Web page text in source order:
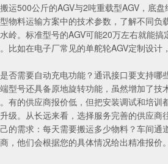
运500公斤的AGV与2吨重载型AGV，底
物料运输方案中的技术参数，了解不同负
岭。标准型号的AGV可能20万左右就能
比如在电子厂常见的单舵轮AGV定制设计
否需要自动充电功能？通讯接口要支持
型号还具备原地旋转功能，虽然增加了技
有的供应商报价低，但把安装调试和培
级。从长远来看，选择服务完善的供应商
的需求：每天需要搬运多少物料？车间
，他们会根据您的具体情况给出精准报价